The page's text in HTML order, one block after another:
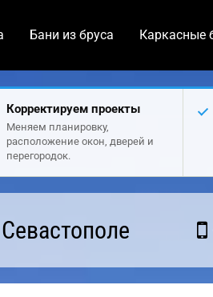
Бани из бруса Каркасные
Корректируем проекты
Меняем планировку,
расположение окон, дверей и
перегородок.